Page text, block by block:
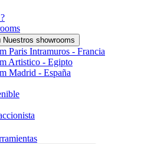
showrooms
Paris Intramuros - Francia
Artistico - Egipto
Madrid - España